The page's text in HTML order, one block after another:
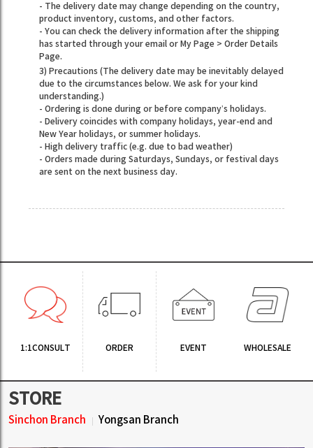
- The delivery date may change depending on the country,
product inventory, customs, and other factors.
- You can check the delivery information after the shipping
has started through your email or My Page > Order Details
Page.
3) Precautions (The delivery date may be inevitably delayed
due to the circumstances below. We ask for your kind
understanding.)
- Ordering is done during or before company’s holidays.
- Delivery coincides with company holidays, year-end and
New Year holidays, or summer holidays.
- High delivery traffic (e.g. due to bad weather)
- Orders made during Saturdays, Sundays, or festival days
are sent on the next business day.
1:1CONSULT ORDER EVENT WHOLESALE
STORE
Sinchon Branch Yongsan Branch